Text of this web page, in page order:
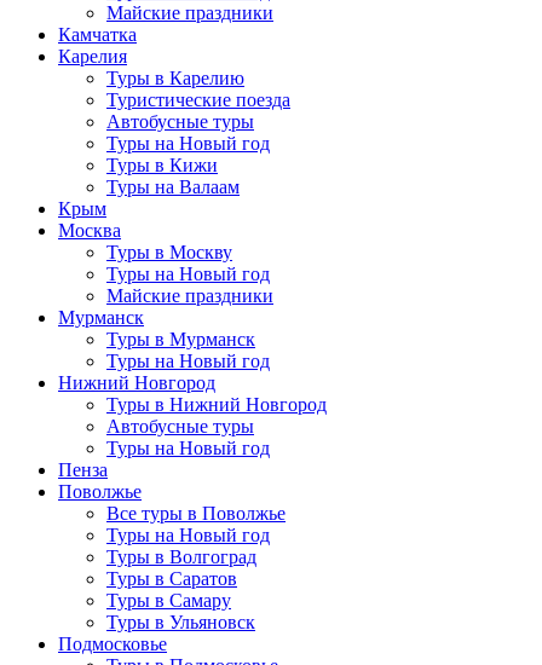
Майские праздники
Камчатка
Карелия
Туры в Карелию
Туристические поезда
Автобусные туры
Туры на Новый год
Туры в Кижи
Туры на Валаам
Крым
Москва
Туры в Москву
Туры на Новый год
Майские праздники
Мурманск
Туры в Мурманск
Туры на Новый год
Нижний Новгород
Туры в Нижний Новгород
Автобусные туры
Туры на Новый год
Пенза
Поволжье
Все туры в Поволжье
Туры на Новый год
Туры в Волгоград
Туры в Саратов
Туры в Самару
Туры в Ульяновск
Подмосковье